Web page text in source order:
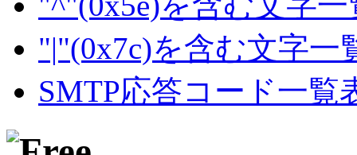
"|"(0x7c)を含む文字一
SMTP応答コード一覧